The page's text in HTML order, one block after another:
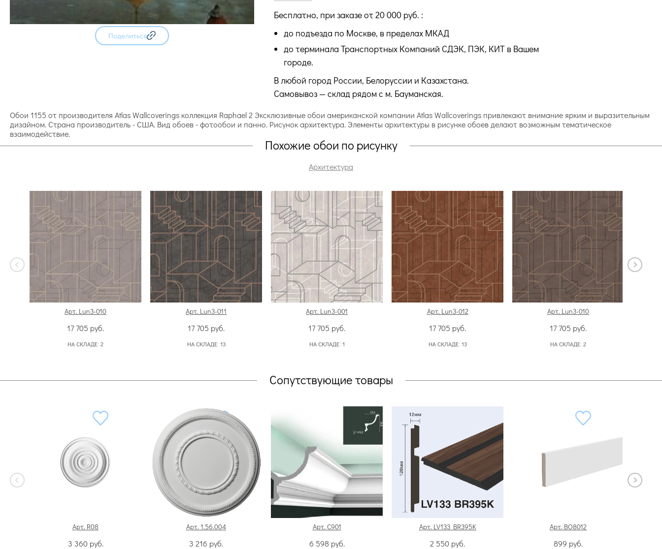
Поделиться
Бесплатно, при заказе от 20 000 руб. :
до подъезда по Москве, в пределах МКАД
до терминала Транспортных Компаний СДЭК, ПЭК, КИТ в Вашем
городе.
В любой город России, Белоруссии и Казахстана.
Самовывоз — склад рядом с м. Бауманская.
Обои 1155 от производителя Atlas Wallcoverings коллекция Raphael 2 Эксклюзивные обои американской компании Atlas Wallcoverings привлекают внимание ярким и выразительным
дизайном. Страна производитель - США. Вид обоев - фотообои и панно. Рисунок архитектура. Элементы архитектуры в рисунке обоев делают возможным тематическое
взаимодействие.
Похожие обои по рисунку
Архитектура
Арт. Lun3-010
17 705 руб.
НА СКЛАДЕ: 2
Арт. Lun3-011
17 705 руб.
НА СКЛАДЕ: 13
Арт. Lun3-001
17 705 руб.
НА СКЛАДЕ: 1
Арт. Lun3-012
17 705 руб.
НА СКЛАДЕ: 13
Арт. Lun3-010
17 705 руб.
НА СКЛАДЕ: 2
Сопутствующие товары
Арт. R08
3 360 руб.
Арт. 1.56.004
3 216 руб.
Арт. C901
6 598 руб.
Арт. LV133 BR395K
2 550 руб.
Арт. BO8012
899 руб.